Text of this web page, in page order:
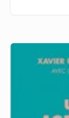
Yvelines